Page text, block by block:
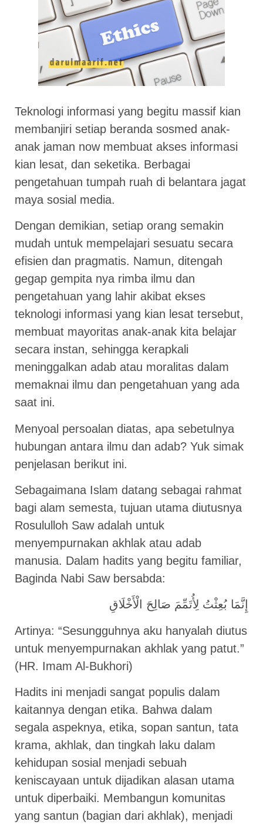
Teknologi informasi yang begitu massif kian
membanjiri setiap beranda sosmed anak-
anak jaman now membuat akses informasi
kian lesat, dan seketika. Berbagai
pengetahuan tumpah ruah di belantara jagat
maya sosial media.
Dengan demikian, setiap orang semakin
mudah untuk mempelajari sesuatu secara
efisien dan pragmatis. Namun, ditengah
gegap gempita nya rimba ilmu dan
pengetahuan yang lahir akibat ekses
teknologi informasi yang kian lesat tersebut,
membuat mayoritas anak-anak kita belajar
secara instan, sehingga kerapkali
meninggalkan adab atau moralitas dalam
memaknai ilmu dan pengetahuan yang ada
saat ini.
Menyoal persoalan diatas, apa sebetulnya
hubungan antara ilmu dan adab? Yuk simak
penjelasan berikut ini.
Sebagaimana Islam datang sebagai rahmat
bagi alam semesta, tujuan utama diutusnya
Rosululloh Saw adalah untuk
menyempurnakan akhlak atau adab
manusia. Dalam hadits yang begitu familiar,
Baginda Nabi Saw bersabda:
إِنَّمَا بُعِثْتُ لِأُتَمِّمَ صَالِحَ الْأَخْلَاقِ
Artinya: “Sesungguhnya aku hanyalah diutus
untuk menyempurnakan akhlak yang patut.”
(HR. Imam Al-Bukhori)
Hadits ini menjadi sangat populis dalam
kaitannya dengan etika. Bahwa dalam
segala aspeknya, etika, sopan santun, tata
krama, akhlak, dan tingkah laku dalam
kehidupan sosial menjadi sebuah
keniscayaan untuk dijadikan alasan utama
untuk diperbaiki. Membangun komunitas
yang santun (bagian dari akhlak), menjadi